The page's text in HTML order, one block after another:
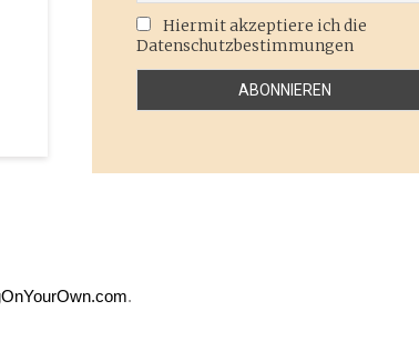
Hiermit akzeptiere ich die
Datenschutzbestimmungen
.